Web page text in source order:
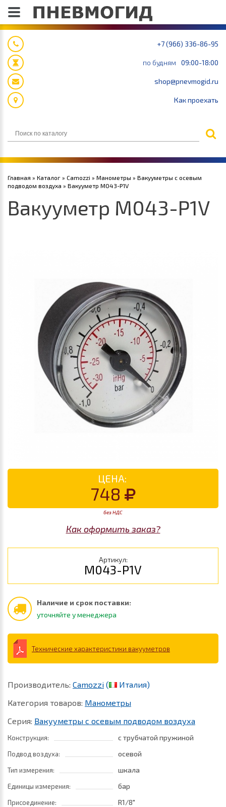
+7 (966) 336-86-95
по будням 09:00-18:00
shop@pnevmogid.ru
Как проехать
Главная » Каталог » Camozzi » Манометры » Вакууметры с осевым
подводом воздуха » Вакууметр M043-P1V
Вакууметр M043-P1V
ЦЕНА:
748
без НДС
Как оформить заказ?
Артикул:
M043-P1V
Наличие и срок поставки:
уточняйте у менеджера
Технические характеристики вакууметров
Производитель: Camozzi (
Италия)
Категория товаров: Манометры
Серия: Вакууметры с осевым подводом воздуха
Конструкция: с трубчатой пружиной
Подвод воздуха: осевой
Тип измерения: шкала
Единицы измерения: бар
Присоединение:
R1/8"